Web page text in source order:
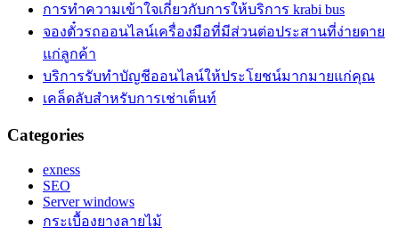
การทำความเข้าใจเกี่ยวกับการให้บริการ krabi bus
จองตั๋วรถออนไลน์เครื่องมือที่มีส่วนต่อประสานที่ง่ายดาย
แก่ลูกค้า
บริการรับทำบัญชีออนไลน์ให้ประโยชน์มากมายแก่คุณ
เคล็ดลับสำหรับการเช่าเต็นท์
Categories
exness
SEO
Server windows
กระเบื้องยางลายไม้